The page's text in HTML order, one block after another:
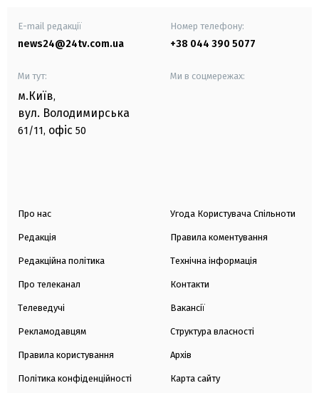
E-mail редакції
news24@24tv.com.ua
Номер телефону:
+38 044 390 5077
Ми тут:
м.Київ,
вул. Володимирська
61/11, офіс 50
Ми в соцмережах:
Про нас
Редакція
Редакційна політика
Про телеканал
Телеведучі
Рекламодавцям
Правила користування
Політика конфіденційності
Угода Користувача Спільноти
Правила коментування
Технічна інформація
Контакти
Вакансії
Структура власності
Архів
Карта сайту